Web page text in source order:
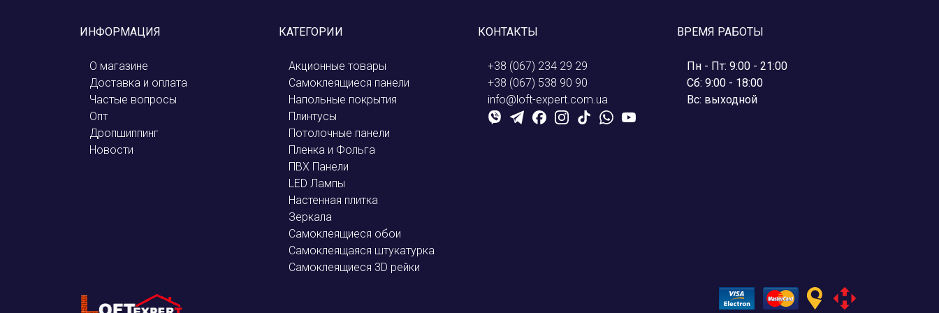
ИНФОРМАЦИЯ
О магазине
Доставка и оплата
Частые вопросы
Опт
Дропшиппинг
Новости
КАТЕГОРИИ
Акционные товары
Самоклеящиеся панели
Напольные покрытия
Плинтусы
Потолочные панели
Пленка и Фольга
ПВХ Панели
LED Лампы
Настенная плитка
Зеркала
Самоклеящиеся обои
Самоклеящаяся штукатурка
Самоклеящиеся 3D рейки
КОНТАКТЫ
+38 (067) 234 29 29
+38 (067) 538 90 90
info@loft-expert.com.ua
ВРЕМЯ РАБОТЫ
Пн - Пт: 9:00 - 21:00
Сб: 9:00 - 18:00
Вс: выходной